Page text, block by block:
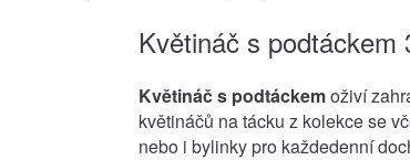
Květináč s podtáckem
Květináč s podtáckemoživí
květináčů na tácku z kolekce se
nebo i bylinky pro každedenní